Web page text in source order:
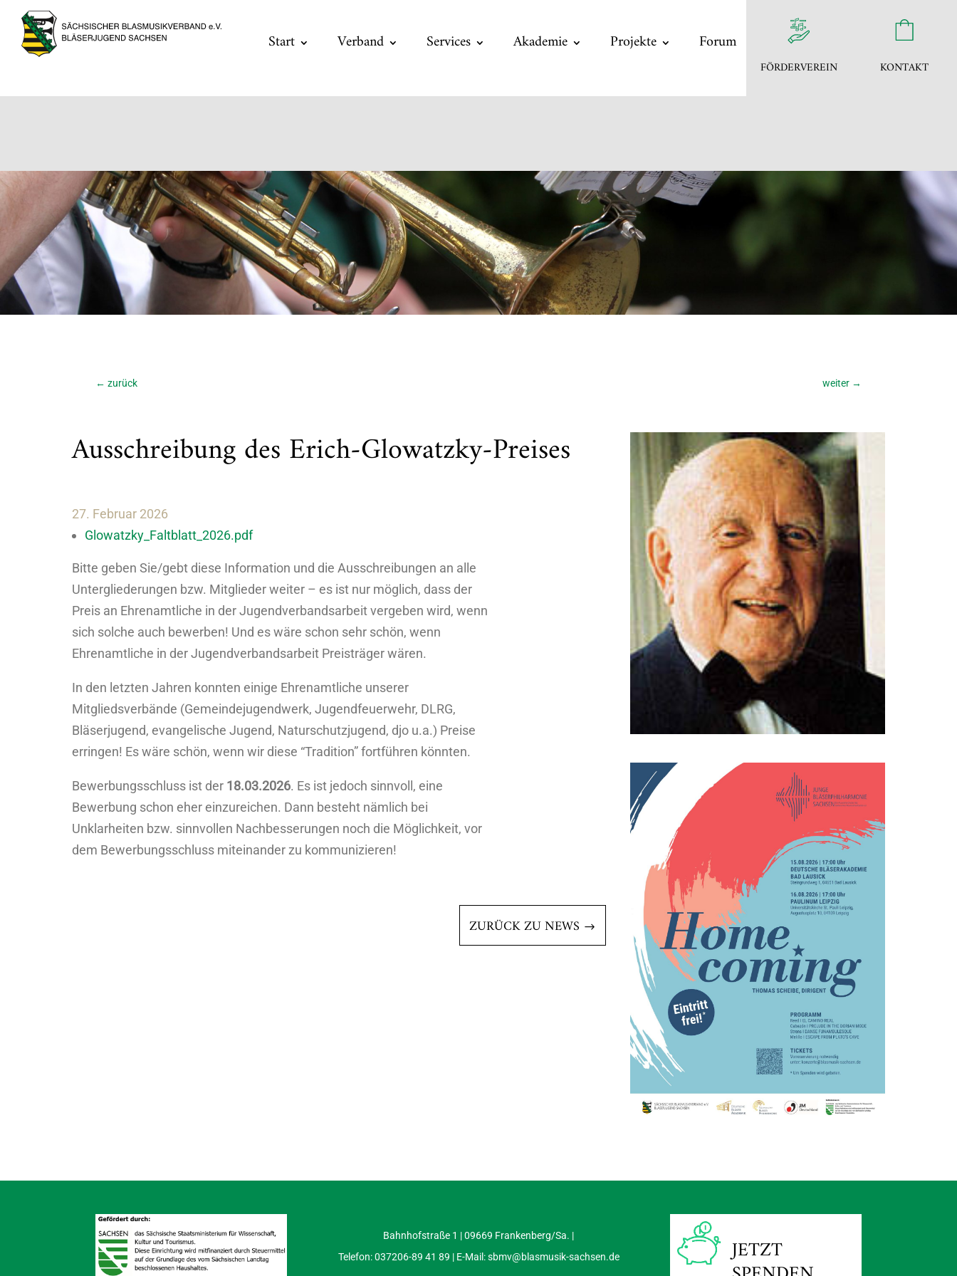
Start Verband Services Akademie Projekte Forum
FÖRDERVEREIN KONTAKT
←zurück weiter→
Ausschreibung des Erich-Glowatzky-Preises
27. Februar 2026
Glowatzky_Faltblatt_2026.pdf
Bitte geben Sie/gebt diese Information und die Ausschreibungen an alle
Untergliederungen bzw. Mitglieder weiter – es ist nur möglich, dass der
Preis an Ehrenamtliche in der Jugendverbandsarbeit vergeben wird, wenn
sich solche auch bewerben! Und es wäre schon sehr schön, wenn
Ehrenamtliche in der Jugendverbandsarbeit Preisträger wären.
In den letzten Jahren konnten einige Ehrenamtliche unserer
Mitgliedsverbände (Gemeindejugendwerk, Jugendfeuerwehr, DLRG,
Bläserjugend, evangelische Jugend, Naturschutzjugend, djo u.a.) Preise
erringen! Es wäre schön, wenn wir diese “Tradition” fortführen könnten.
Bewerbungsschluss ist der 18.03.2026. Es ist jedoch sinnvoll, eine
Bewerbung schon eher einzureichen. Dann besteht nämlich bei
Unklarheiten bzw. sinnvollen Nachbesserungen noch die Möglichkeit, vor
dem Bewerbungsschluss miteinander zu kommunizieren!
ZURÜCK ZU NEWS
Bahnhofstraße 1 | 09669 Frankenberg/Sa. |
Telefon: 037206-89 41 89 | E-Mail:sbmv@blasmusik-sachsen.de JETZT